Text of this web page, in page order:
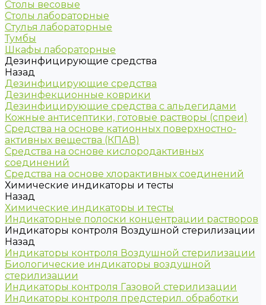
Столы весовые
Столы лабораторные
Стулья лабораторные
Тумбы
Шкафы лабораторные
Дезинфицирующие средства
Назад
Дезинфицирующие средства
Дезинфекционные коврики
Дезинфицирующие средства с альдегидами
Кожные антисептики, готовые растворы (спреи)
Средства на основе катионных поверхностно-
активных вещества (КПАВ)
Средства на основе кислородактивных
соединений
Средства на основе хлорактивных соединений
Химические индикаторы и тесты
Назад
Химические индикаторы и тесты
Индикаторные полоски концентрации растворов
Индикаторы контроля Воздушной стерилизации
Назад
Индикаторы контроля Воздушной стерилизации
Биологические индикаторы воздушной
стерилизации
Индикаторы контроля Газовой стерилизации
Индикаторы контроля предстерил. обработки